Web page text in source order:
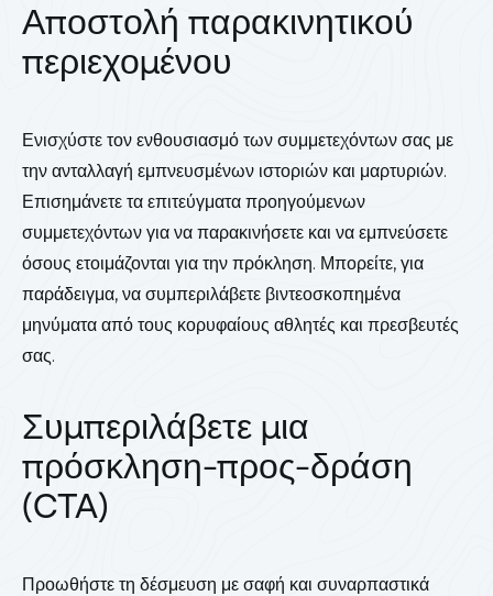
Αποστολή παρακινητικού
περιεχομένου
Ενισχύστε τον ενθουσιασμό των συμμετεχόντων σας με
την ανταλλαγή εμπνευσμένων ιστοριών και μαρτυριών.
Επισημάνετε τα επιτεύγματα προηγούμενων
συμμετεχόντων για να παρακινήσετε και να εμπνεύσετε
όσους ετοιμάζονται για την πρόκληση. Μπορείτε, για
παράδειγμα, να συμπεριλάβετε βιντεοσκοπημένα
μηνύματα από τους κορυφαίους αθλητές και πρεσβευτές
σας.
Συμπεριλάβετε μια
πρόσκληση-προς-δράση
(CTA)
Προωθήστε τη δέσμευση με σαφή και συναρπαστικά